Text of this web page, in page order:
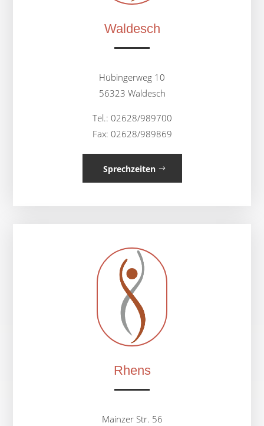
Waldesch
Hübingerweg 10
56323 Waldesch
Tel.: 02628/989700
Fax: 02628/989869
Sprechzeiten
Rhens
Mainzer Str. 56